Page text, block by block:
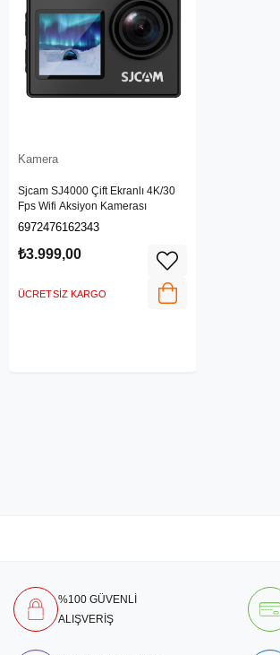
Kamera
Sjcam SJ4000 Çift Ekranlı 4K/30
Fps Wifi Aksiyon Kamerası
6972476162343
₺3.999,00
ÜCRETSIZ KARGO
%100 GÜVENLİ
ALIŞVERİŞ